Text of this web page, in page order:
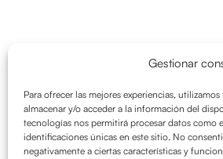
Gestionar
Para ofrecer las mejores experiencias,
almacenar y/o acceder a la información del
tecnologías nos permitirá procesar datos como
identificaciones únicas en este sitio. No
negativamente a ciertas características y